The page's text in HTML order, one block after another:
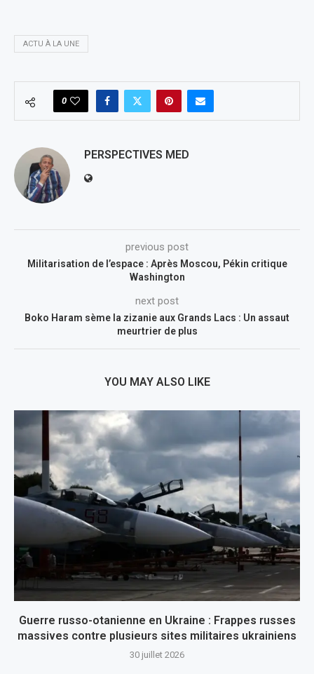
ACTU À LA UNE
0
PERSPECTIVES MED
previous post
Militarisation de l’espace : Après Moscou, Pékin critique
Washington
next post
Boko Haram sème la zizanie aux Grands Lacs : Un assaut
meurtrier de plus
YOU MAY ALSO LIKE
Guerre russo-otanienne en Ukraine : Frappes russes
massives contre plusieurs sites militaires ukrainiens
30 juillet 2026